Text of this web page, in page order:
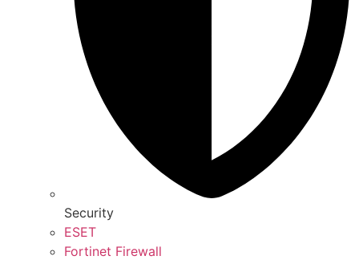
Security
ESET
Fortinet Firewall